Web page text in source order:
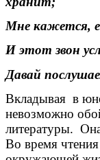
Мне кажется,
И этот звон
Давай
Вкладывая в
невозможно
литературы.
Во время